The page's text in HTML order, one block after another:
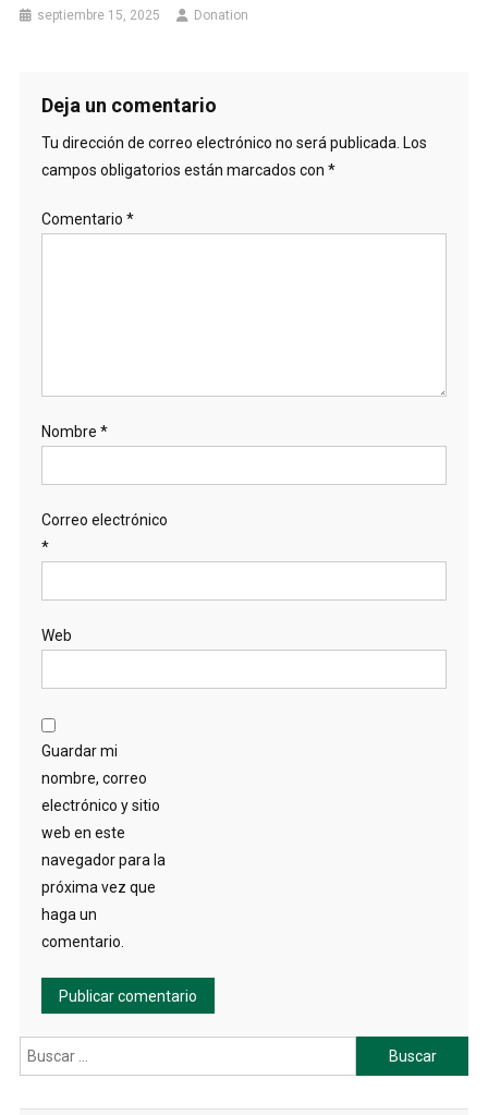
septiembre 15, 2025 Donation
Deja un comentario
Tu dirección de correo electrónico no será publicada. Los
campos obligatorios están marcados con *
Comentario *
Nombre *
Correo electrónico
*
Web
Guardar mi
nombre, correo
electrónico y sitio
web en este
navegador para la
próxima vez que
haga un
comentario.
Buscar: